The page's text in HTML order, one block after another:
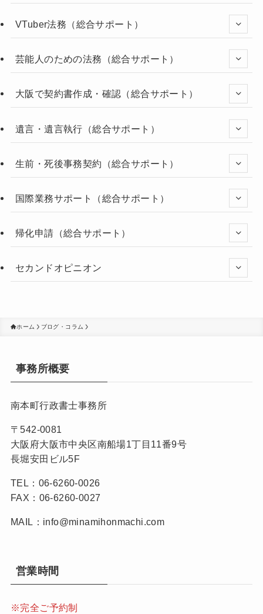
VTuber法務（総合サポート）
芸能人のための法務（総合サポート）
大阪で契約書作成・確認（総合サポート）
遺言・遺言執行（総合サポート）
生前・死後事務契約（総合サポート）
国際業務サポート（総合サポート）
帰化申請（総合サポート）
セカンドオピニオン
ホーム ブログ・コラム
事務所概要
南本町行政書士事務所
〒542-0081
大阪府大阪市中央区南船場1丁目11番9号
長堀安田ビル5F
TEL：06-6260-0026
FAX：06-6260-0027
MAIL：info@minamihonmachi.com
営業時間
※完全ご予約制